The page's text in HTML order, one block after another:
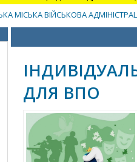
МІСЬКА ВІЙСЬКОВА
ДЛЯ ВПО